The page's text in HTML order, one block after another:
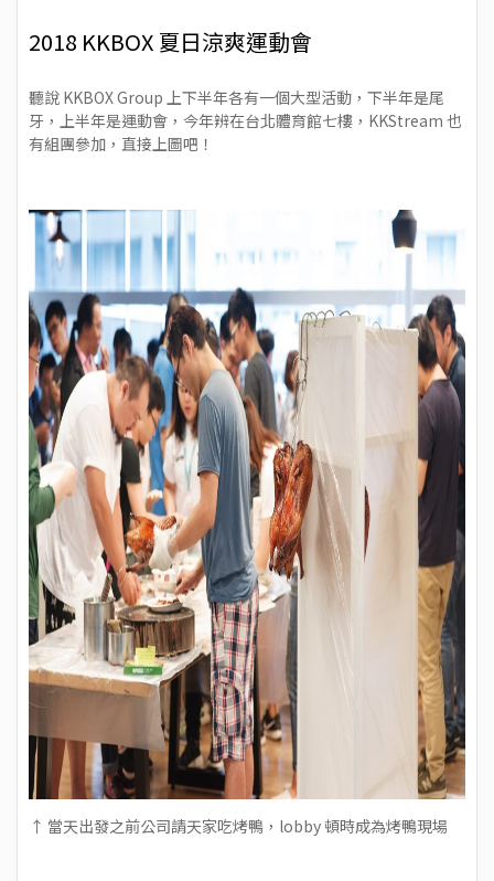
2018 KKBOX 夏日涼爽運動會
聽說 KKBOX Group 上下半年各有一個大型活動，下半年是尾
牙，上半年是運動會，今年辨在台北體育館七樓，KKStream 也
有組團參加，直接上圖吧！
↑ 當天出發之前公司請天家吃烤鴨，lobby 頓時成為烤鴨現場